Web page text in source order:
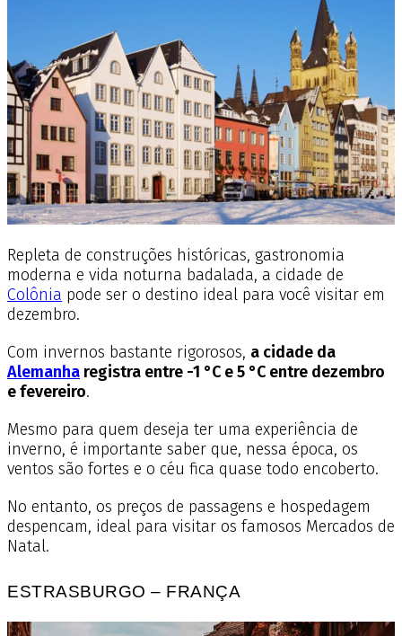
Repleta de construções históricas, gastronomia
moderna e vida noturna badalada, a cidade de
Colônia pode ser o destino ideal para você visitar em
dezembro.
Com invernos bastante rigorosos, a cidade da
Alemanha registra entre -1 °C e 5 °C entre dezembro
e fevereiro.
Mesmo para quem deseja ter uma experiência de
inverno, é importante saber que, nessa época, os
ventos são fortes e o céu fica quase todo encoberto.
No entanto, os preços de passagens e hospedagem
despencam, ideal para visitar os famosos Mercados de
Natal.
ESTRASBURGO – FRANÇA